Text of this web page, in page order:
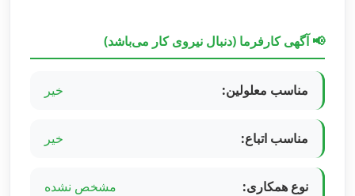
📢 آگهی کارفرما (دنبال نیروی کار می‌باشد)
مناسب معلولین: خیر
مناسب اتباع: خیر
نوع همکاری: مشخص نشده